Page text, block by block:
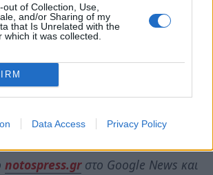
of Collection, Use,
and/or Sharing of my
that Is Unrelated with the
which it was collected.
Data Access Privacy Policy
notospress.grστο Google News και